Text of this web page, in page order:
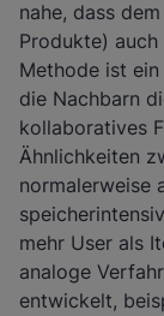
nahe, dass
Produkte)
Methode ist
die Nachbarn
kollaboratives
Ähnlichkeiten
normalerweise
mehr User als
analoge
entwickelt,